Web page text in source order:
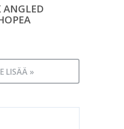
ANGLED
LISÄÄ »